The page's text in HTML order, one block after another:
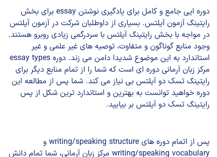
دوره ایی جامع و کامل برای یادگیری نوشتن essay برای بخش
رایتینگ آزمون آیلتس. بسیاری از داوطلبان شرکت در آزمون آیلتس
در مواجه با بخش رایتینگ آیلتس با سردرگمی زیادی روبرو هستند.
وجود منابع گوناگون و متفاوت، توصیه های غیر علمی و غیر
استاندارد به این موضوع شدیدا دامن می زند. دوره essay types
مرکز زبان آرمانی دوره ای است که شما را از تمام منابع دیگر برای
رایتینگ تسک دو آیلتس بی نیاز می کند. شما پس از مطالعه این
دوره خواهید توانست به بهترین و استاندارد ترین شکل از پس
رایتینگ تسک دو آیلتس بر بیایید.
پس از اتمام دوره های writing/speaking structure و
writing/speaking vocabulary مرکز زبان آرمانی، شما تمام دانش